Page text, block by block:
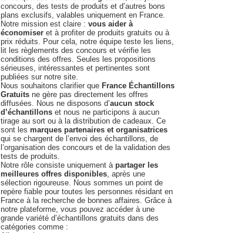
concours, des tests de produits et d’autres bons
plans exclusifs, valables uniquement en France.
Notre mission est claire : vous aider à
économiser et à profiter de produits gratuits ou à
prix réduits. Pour cela, notre équipe teste les liens,
lit les règlements des concours et vérifie les
conditions des offres. Seules les propositions
sérieuses, intéressantes et pertinentes sont
publiées sur notre site.
Nous souhaitons clarifier que France Échantillons
Gratuits ne gère pas directement les offres
diffusées. Nous ne disposons d’aucun stock
d’échantillons et nous ne participons à aucun
tirage au sort ou à la distribution de cadeaux. Ce
sont les marques partenaires et organisatrices
qui se chargent de l’envoi des échantillons, de
l’organisation des concours et de la validation des
tests de produits.
Notre rôle consiste uniquement à partager les
meilleures offres disponibles, après une
sélection rigoureuse. Nous sommes un point de
repère fiable pour toutes les personnes résidant en
France à la recherche de bonnes affaires. Grâce à
notre plateforme, vous pouvez accéder à une
grande variété d’échantillons gratuits dans des
catégories comme :